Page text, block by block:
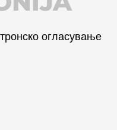
огласување